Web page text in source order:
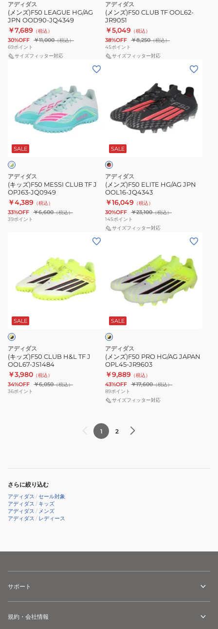
アディダス
(メンズ)F50 LEAGUE HG/AG
JPN OOD90-JQ4349
￥7,689 （税込）
30%OFF ￥11,000（税込）
69ポイント
サイズフィッター対応
アディダス
(メンズ)F50 CLUB TF OOL62-
JR9051
￥5,049 （税込）
38%OFF ￥8,250（税込）
45ポイント
サイズフィッター対応
CLUB
TF
OPJ63-
JQ0949
SALE
アディダス
(キッズ)F50 MESSI CLUB TF J
OPJ63-JQ0949
￥4,389 （税込）
33%OFF ￥6,600（税込）
39ポイント
HG/AG
JPN
JQ4343
SALE
ブ
レ
ッ
ド
アディダス
(メンズ)F50 ELITE HG/AG JPN
OOL16-JQ4343
￥16,049 （税込）
30%OFF ￥23,100（税込）
145ポイント
サイズフィッター対応
H&L
OOL67-
JS1484
SALE
アディダス
(キッズ)F50 CLUB H&L TF J
OOL67-JS1484
￥3,980 （税込）
34%OFF ￥6,050（税込）
36ポイント
HG/AG
JAPAN
JR9603
SALE
ブ
ラ
ッ
ク
アディダス
(メンズ)F50 PRO HG/AG JAPAN
OPL45-JR9603
￥9,889 （税込）
43%OFF ￥17,600（税込）
89ポイント
サイズフィッター対応
1 2
さらに絞り込む
アディダス /セール対象
アディダス / キッズ
アディダス / メンズ
アディダス / レディース
サポート
規約・会社情報